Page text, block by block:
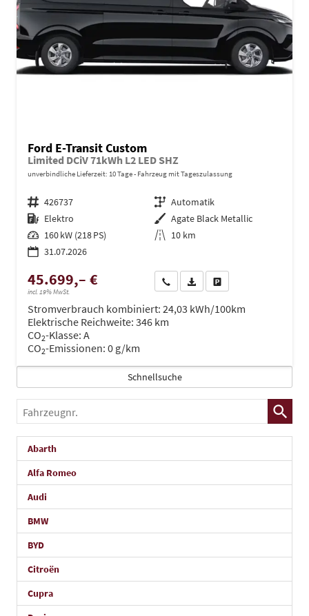
Ford E-Transit Custom
Limited DCiV 71kWh L2 LED SHZ
unverbindliche Lieferzeit: 10 Tage Fahrzeug mit Tageszulassung
Fahrzeugnr. 426737 Getriebe Automatik
Kraftstoff Elektro Außenfarbe Agate Black Metallic
Leistung 160 kW (218 PS) Kilometerstand 10 km
31.07.2026
45.699,– €
incl. 19% MwSt.
Wir rufen Sie anPDF-Datei, Fahrzeugexposé
Stromverbrauch kombiniert: 24,03 kWh/100km
Elektrische Reichweite: 346 km
CO2-Klasse: A
CO2-Emissionen: 0 g/km
Schnellsuche
Fahrzeugnr.
Abarth
Alfa Romeo
Audi
BMW
BYD
Citroën
Cupra